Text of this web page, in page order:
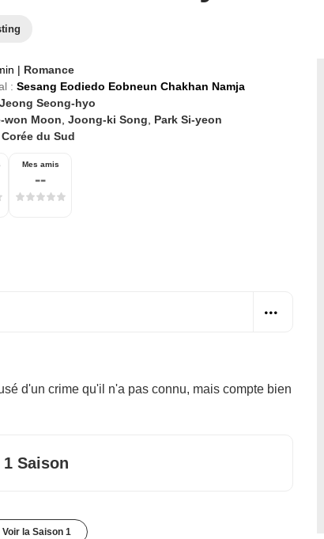
| Romance
: Sesang Eodiedo Eobneun Chakhan Namja
Jeong Seong-hyo
won Moon Joong-ki Song
Park Si-yeon
Corée du Sud
Mes amis
--
d'un crime qu'il n'a pas connu, mais compte bien
1 Saison
Voir la Saison 1